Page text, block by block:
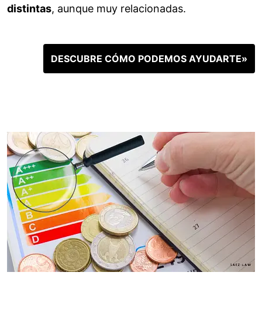
distintas, aunque muy relacionadas.
DESCUBRE CÓMO PODEMOS AYUDARTE»